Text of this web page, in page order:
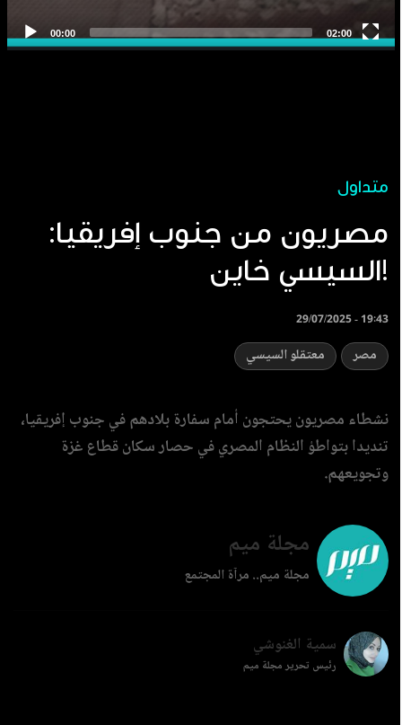
متداول
مصريون من جنوب إفريقيا:
السيسي خاين!
29/07/2025 - 19:43
مصر معتقلو السيسي
نشطاء مصريون يحتجون أمام سفارة بلادهم في جنوب إفريقيا،
تنديدا بتواطؤ النظام المصري في حصار سكان قطاع غزة
وتجويعهم.
مجلة ميم
مجلة ميم.. مرآة المجتمع
سمية الغنوشي
رئيس تحرير مجلة ميم